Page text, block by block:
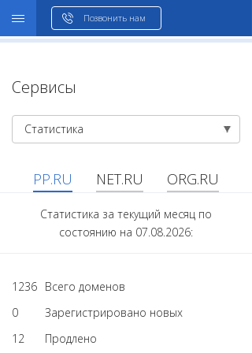
Позвонить нам
Сервисы
Статистика
PP.RU NET.RU ORG.RU
Статистика за текущий месяц по
состоянию на 07.08.2026:
1236 Всего доменов
0
Зарегистрировано новых
12
Продлено